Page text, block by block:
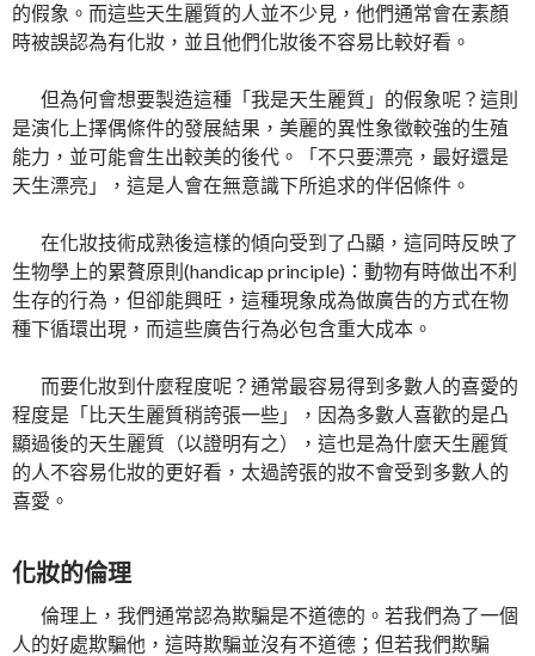
的假象。而這些天生麗質的人並不少見，他們通常會在素顏
時被誤認為有化妝，並且他們化妝後不容易比較好看。
但為何會想要製造這種「我是天生麗質」的假象呢？這則
是演化上擇偶條件的發展結果，美麗的異性象徵較強的生殖
能力，並可能會生出較美的後代。「不只要漂亮，最好還是
天生漂亮」，這是人會在無意識下所追求的伴侶條件。
在化妝技術成熟後這樣的傾向受到了凸顯，這同時反映了
生物學上的累贅原則(handicap principle)：動物有時做出不利
生存的行為，但卻能興旺，這種現象成為做廣告的方式在物
種下循環出現，而這些廣告行為必包含重大成本。
而要化妝到什麼程度呢？通常最容易得到多數人的喜愛的
程度是「比天生麗質稍誇張一些」，因為多數人喜歡的是凸
顯過後的天生麗質（以證明有之），這也是為什麼天生麗質
的人不容易化妝的更好看，太過誇張的妝不會受到多數人的
喜愛。
化妝的倫理
倫理上，我們通常認為欺騙是不道德的。若我們為了一個
人的好處欺騙他，這時欺騙並沒有不道德；但若我們欺騙